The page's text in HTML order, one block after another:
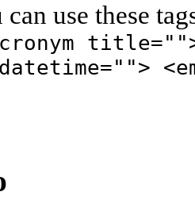
can use these